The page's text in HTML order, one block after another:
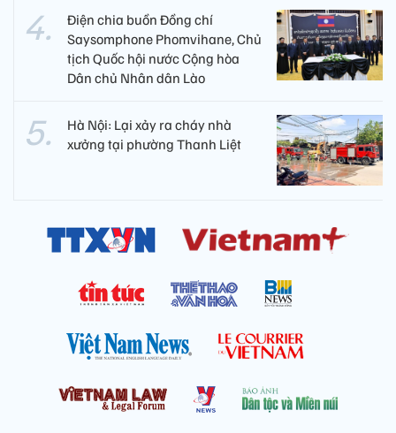
Điện chia buồn Đồng chí
Saysomphone Phomvihane, Chủ
tịch Quốc hội nước Cộng hòa
Dân chủ Nhân dân Lào
Hà Nội: Lại xảy ra cháy nhà
xưởng tại phường Thanh Liệt